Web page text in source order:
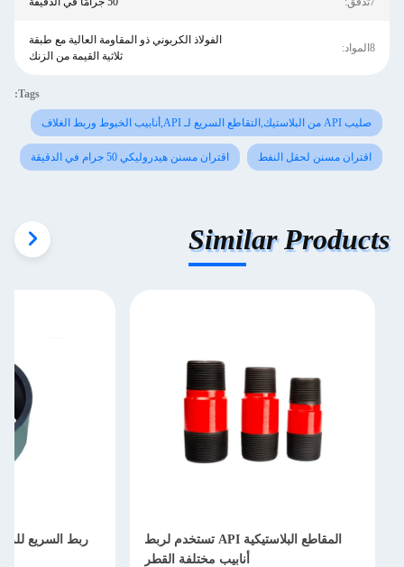
8المواد:
الفولاذ الكربوني ذو المقاومة العالية مع طبقة
ثلاثية القيمة من الزنك
Tags:
صليب API من البلاستيك,التقاطع السريع لـ API,أنابيب الخيوط وربط الغلاف
اقتران مسنن لحقل النفط اقتران مسنن هيدروليكي 50 جرام في الدقيقة
Similar Products
المقاطع البلاستيكية API تستخدم لربط
أنابيب مختلفة القطر
ربط السريع